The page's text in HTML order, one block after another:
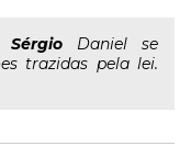
Sérgio Daniel se
trazidas pela lei.